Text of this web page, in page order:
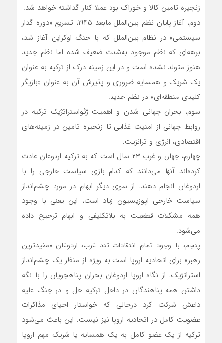
زنجیره تامین کالا و خوراک بود عملا کنار گذاشته خواهد شد.
دوم، آغاز پایان نظم بین‌الملل مابعد ۱۹۴۵، تسریع «دوره گذار
سیستمی» در نظام بین‌الملل که با جنگ اوکراین آغاز شد،
برهه‌ای که نظم موجود به‌شدت ضعیف شده اما نظم جدید
هنوز متولد نشده است و در این زمینه درک از ترکیه به عنوان
یک شریک و همسایه ضروری و پذیرش آن به عنوان «بازیگر
کلیدی منطقه‌ای» در نظم جدید.
سوم، بحران جهانی شدن و اهمیت ژئواستراتژیک ترکیه در
روابط جهانی از امنیت غذایی تا زنجیره تامین در زمینه‌های
اقتصادی، انرژی و ترانزیت.
چهارم، جهان و غرب ۲۳ سال است که به ترکیه اردوغان عادت
کرده‌اند آنها می‌دانند که کدام بازی سیاست خارجی را با
اردوغان انجام دهند. از سوی دیگر ابهام در مورد چشم‌انداز
سیاست خارجی اپوزیسیون زیاد است، این یعنی با وجود
همه مشکلات قطعیت به بلاتکلیفی و ابهام ترجیح داده
می‌شود.
پنجم، با وجود تمام انتقادات تند غرب، اردوغان «مفیدترین
رهبر» برای اتحادیه اروپا است به ویژه از منظر یک چشم‌انداز
استراتژیک. از نگاه اروپا اردوغان بحران پناهجویان را با نگه
داشتن همه پناهندگان در داخل ترکیه حل و در جنگ علیه
داعش شرکت کرد درحالی که خواستار احیای مذاکرات
عضویت کامل در اتحادیه اروپا نیز نیست. این باعث می‌شود
ترکیه از یک عضو کامل به یک همسایه یا شریک مهم اروپا